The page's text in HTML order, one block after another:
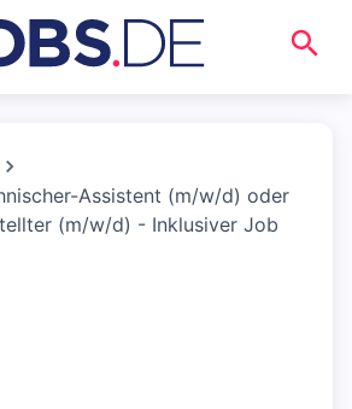
Assistent (m/w/d) oder
(m/w/d) - Inklusiver Job